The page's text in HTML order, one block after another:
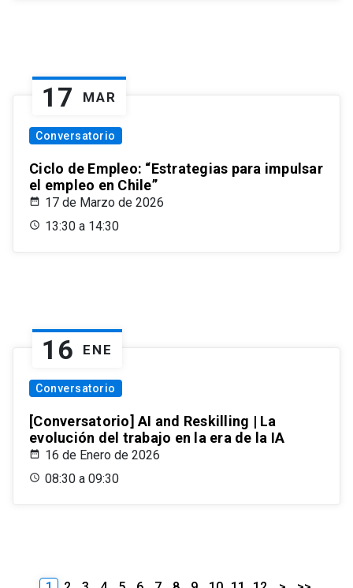
17 MAR
Conversatorio
Ciclo de Empleo: “Estrategias para impulsar
el empleo en Chile”
17 de Marzo de 2026
13:30 a 14:30
16 ENE
Conversatorio
[Conversatorio] AI and Reskilling | La
evolución del trabajo en la era de la IA
16 de Enero de 2026
08:30 a 09:30